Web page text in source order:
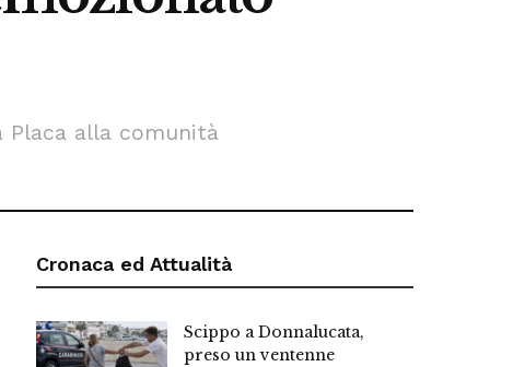
Placa alla comunità
Cronaca ed Attualità
Scippo a Donnalucata,
preso un ventenne